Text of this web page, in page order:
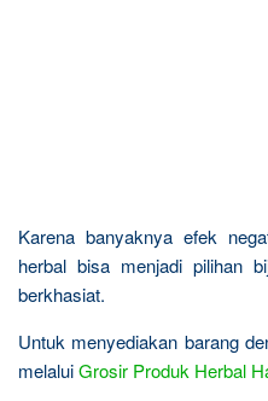
Karena banyaknya efek
herbal bisa menjadi pilihan
berkhasiat.
Untuk menyediakan barang
melaluiGrosir Produk Herbal